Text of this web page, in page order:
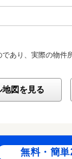
あり、実際の物件
地図を見る
無料・簡単